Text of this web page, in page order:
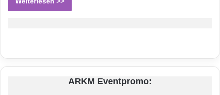
ARKM Eventpromo: